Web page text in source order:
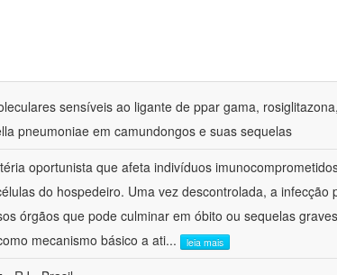
sensíveis ao ligante de ppar gama,
pneumoniae em camundongos e suas sequelas
oportunista que afeta indivíduos
do hospedeiro. Uma vez descontrolada, a infecção
órgãos que pode culminar em óbito ou sequelas
mecanismo básico a ati... leia mais